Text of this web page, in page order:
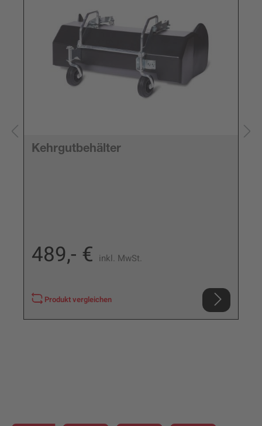
Kehrgutbehälter
489,- € inkl. MwSt.
Produkt vergleichen